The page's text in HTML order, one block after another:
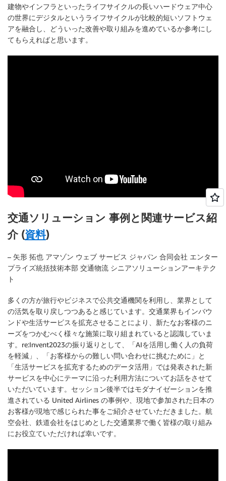
建物やインフラといったライフサイクルの長いハードウェア中心
の世界にデジタルというライフサイクルが比較的短いソフトウェ
アを融合し、どういった改善や取り組みを進めているか参考にし
てもらえればと思います。
交通ソリューション 事例と関連サービス紹
介 (資料)
– 矢形 拓也 アマゾン ウェブ サービス ジャパン 合同会社 エンター
プライズ統括技術本部 交通物流 シニアソリューションアーキテク
ト
多くの方が旅行やビジネスで公共交通機関を利用し、業界として
の活気を取り戻しつつあると感じています。交通業界もインバウ
ンドや生活サービスを拡充させることにより、新たなお客様のニ
ーズをつかむべく様々な施策に取り組まれていると認識していま
す。re:Invent2023の振り返りとして、「AIを活用し働く人の負荷
を軽減」、「お客様からの難しい問い合わせに挑むために」と
「生活サービスを拡充するためのデータ活用」では発表された新
サービスを中心にテーマに沿った利用方法についてお話をさせて
いただいています。セッション後半ではモダナイゼーションを推
進されている United Airlines の事例や、現地で参加された日本の
お客様が現地で感じられた事をご紹介させていただきました。航
空会社、鉄道会社をはじめとした交通業界で働く皆様の取り組み
にお役立ていただければ幸いです。